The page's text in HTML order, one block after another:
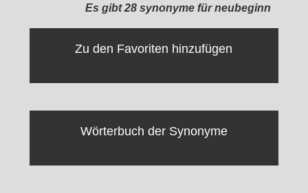
Es gibt 28 synonyme für neubeginn
Zu den Favoriten hinzufügen
Wörterbuch der Synonyme